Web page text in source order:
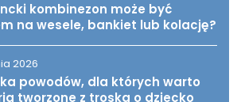
kombinezon może być
na wesele, bankiet lub kolację?
2026
powodów, dla których warto
tworzone z troską o dziecko